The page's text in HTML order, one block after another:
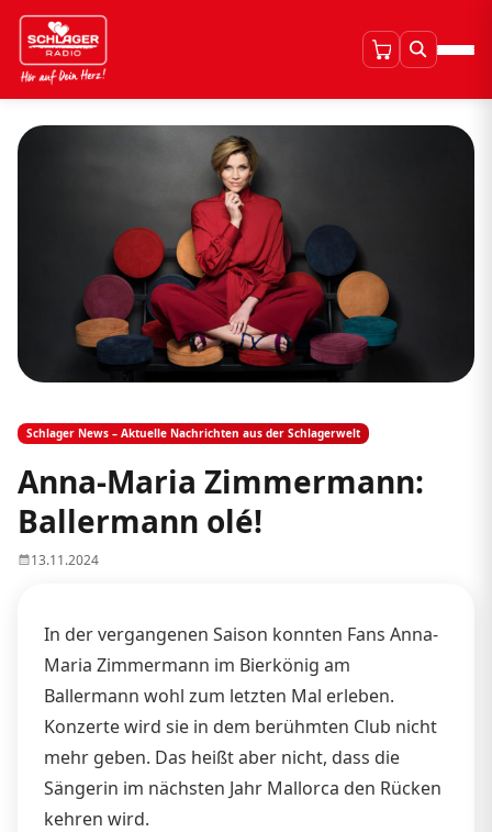
Schlager News – Aktuelle Nachrichten aus der Schlagerwelt
Anna-Maria Zimmermann:
Ballermann olé!
13.11.2024
In der vergangenen Saison konnten Fans Anna-
Maria Zimmermann im Bierkönig am
Ballermann wohl zum letzten Mal erleben.
Konzerte wird sie in dem berühmten Club nicht
mehr geben. Das heißt aber nicht, dass die
Sängerin im nächsten Jahr Mallorca den Rücken
kehren wird.